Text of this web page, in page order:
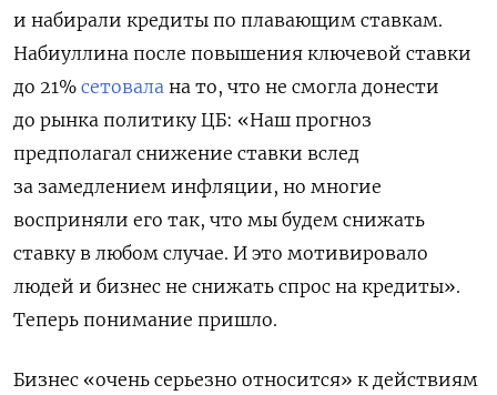
и набирали кредиты по плавающим ставкам.
Набиуллина после повышения ключевой ставки
до 21% сетовала на то, что не смогла донести
до рынка политику ЦБ: «Наш прогноз
предполагал снижение ставки вслед
за замедлением инфляции, но многие
восприняли его так, что мы будем снижать
ставку в любом случае. И это мотивировало
людей и бизнес не снижать спрос на кредиты».
Теперь понимание пришло.
Бизнес «очень серьезно относится» к действиям